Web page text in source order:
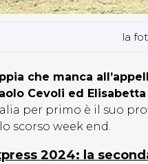
la
che manca
Cevoli ed
per primo è il suo
scorso week end.
2024: la